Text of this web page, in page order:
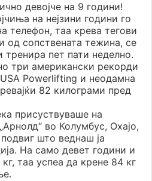
девојче на 9 години!
на нејзини години го
телефон, таа крева тегови
од сопствената тежина, се
пет пати неделно.
три американски рекорди
USA Powerlifting и неодамна
82 килограми пред
присуствуваше на
во Колумбус, Охајо,
што веднаш ја
На само девет години и
таа успеа да крене 84 кг